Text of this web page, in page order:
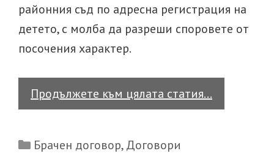
районния съд по адресна регистрация на
детето, с молба да разреши споровете от
посочения характер.
Продължете към цялата статия…
се
Categories
Брачен договор,Договори